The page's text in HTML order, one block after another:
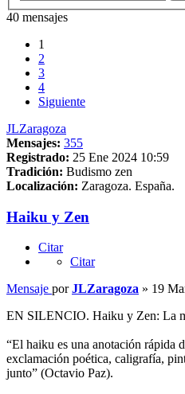
40 mensajes
1
2
3
4
Siguiente
JLZaragoza
Mensajes: 355
Registrado: 25 Ene 2024 10:59
Tradición: Budismo zen
Localización: Zaragoza. España.
Haiku y Zen
Citar
Citar
Mensaje porJLZaragoza » 19
EN SILENCIO. Haiku y Zen: La
“El haiku es una anotación rápida
exclamación poética, caligrafía,
junto” (Octavio Paz).